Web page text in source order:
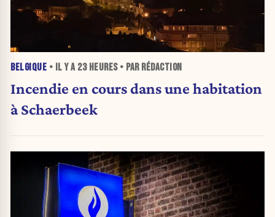
BELGIQUE • IL Y A 23 HEURES• PAR RÉDACTION
Incendie en cours dans une habitation
à Schaerbeek